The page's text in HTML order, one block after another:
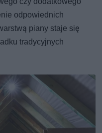
odpowiednich
piany staje się
tradycyjnych